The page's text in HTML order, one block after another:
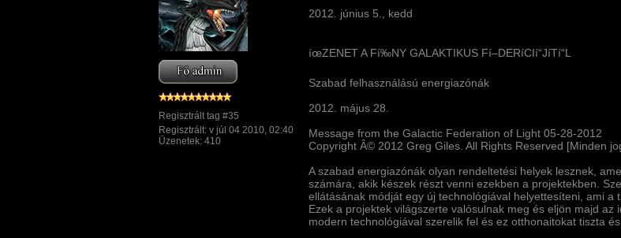
Regisztrált tag #35
Regisztrált: v júl 04 2010, 02:40
Üzenetek: 410
2012. június 5., kedd
íœZENET A Fí‰NY GALAKTIKUS Fí–DERíCIí“JíTí“L
Szabad felhasználású energiazónák
2012. május 28.
Message from the Galactic Federation of Light 05-28-2012
Copyright Â© 2012 Greg Giles. All Rights Reserved [Minden
A szabad energiazónák olyan rendeltetési helyek lesznek,
számára, akik készek részt venni ezekben a projektekben.
ellátásának módját egy új technológiával helyettesí­teni, ami a
Ezek a projektek világszerte valósulnak meg és eljön majd
modern technológiával szerelik fel és ez otthonaitokat tiszta